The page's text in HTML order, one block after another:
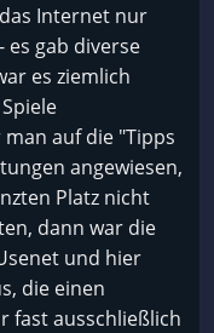
Internet nur
gab diverse
es ziemlich
auf die "Tipps
angewiesen,
Platz nicht
dann war die
und hier
die einen
fast ausschließlich